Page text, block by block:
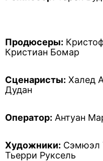
Продюсеры:
Кристиан Бомар
Сценаристы: Халед
Дудан
Оператор: Антуан
Художники: Сэмюэл
Тьерри Руксель